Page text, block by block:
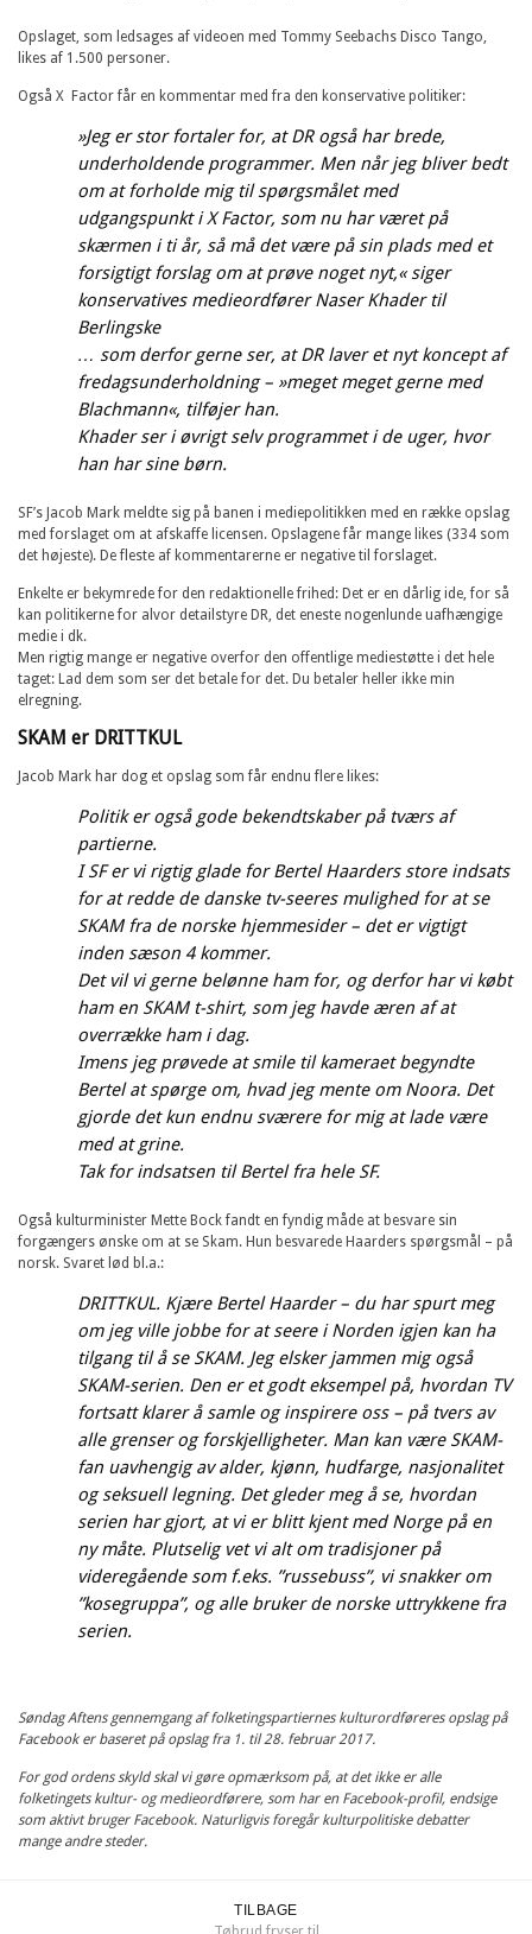
Opslaget, som ledsages af videoen med Tommy Seebachs Disco Tango,
likes af 1.500 personer.
Også X Factor får en kommentar med fra den konservative politiker:
»Jeg er stor fortaler for, at DR også har brede,
underholdende programmer. Men når jeg bliver bedt
om at forholde mig til spørgsmålet med
udgangspunkt i X Factor, som nu har været på
skærmen i ti år, så må det være på sin plads med et
forsigtigt forslag om at prøve noget nyt,« siger
konservatives medieordfører Naser Khader til
Berlingske
… som derfor gerne ser, at DR laver et nyt koncept af
fredagsunderholdning – »meget meget gerne med
Blachmann«, tilføjer han.
Khader ser i øvrigt selv programmet i de uger, hvor
han har sine børn.
SF’s Jacob Mark meldte sig på banen i mediepolitikken med en række opslag
med forslaget om at afskaffe licensen. Opslagene får mange likes (334 som
det højeste). De fleste af kommentarerne er negative til forslaget.
Enkelte er bekymrede for den redaktionelle frihed: Det er en dårlig ide, for så
kan politikerne for alvor detailstyre DR, det eneste nogenlunde uafhængige
medie i dk.
Men rigtig mange er negative overfor den offentlige mediestøtte i det hele
taget: Lad dem som ser det betale for det. Du betaler heller ikke min
elregning.
SKAM er DRITTKUL
Jacob Mark har dog et opslag som får endnu flere likes:
Politik er også gode bekendtskaber på tværs af
partierne.
I SF er vi rigtig glade for Bertel Haarders store indsats
for at redde de danske tv-seeres mulighed for at se
SKAM fra de norske hjemmesider – det er vigtigt
inden sæson 4 kommer.
Det vil vi gerne belønne ham for, og derfor har vi købt
ham en SKAM t-shirt, som jeg havde æren af at
overrække ham i dag.
Imens jeg prøvede at smile til kameraet begyndte
Bertel at spørge om, hvad jeg mente om Noora. Det
gjorde det kun endnu sværere for mig at lade være
med at grine.
Tak for indsatsen til Bertel fra hele SF.
Også kulturminister Mette Bock fandt en fyndig måde at besvare sin
forgængers ønske om at se Skam. Hun besvarede Haarders spørgsmål – på
norsk. Svaret lød bl.a.:
DRITTKUL. Kjære Bertel Haarder – du har spurt meg
om jeg ville jobbe for at seere i Norden igjen kan ha
tilgang til å se SKAM. Jeg elsker jammen mig også
SKAM-serien. Den er et godt eksempel på, hvordan TV
fortsatt klarer å samle og inspirere oss – på tvers av
alle grenser og forskjelligheter. Man kan være SKAM-
fan uavhengig av alder, kjønn, hudfarge, nasjonalitet
og seksuell legning. Det gleder meg å se, hvordan
serien har gjort, at vi er blitt kjent med Norge på en
ny måte. Plutselig vet vi alt om tradisjoner på
videregående som f.eks. ”russebuss”, vi snakker om
”kosegruppa”, og alle bruker de norske uttrykkene fra
serien.
Søndag Aftens gennemgang af folketingspartiernes kulturordføreres opslag på
Facebook er baseret på opslag fra 1. til 28. februar 2017.
For god ordens skyld skal vi gøre opmærksom på, at det ikke er alle
folketingets kultur- og medieordførere, som har en Facebook-profil, endsige
som aktivt bruger Facebook. Naturligvis foregår kulturpolitiske debatter
mange andre steder.
TILBAGE